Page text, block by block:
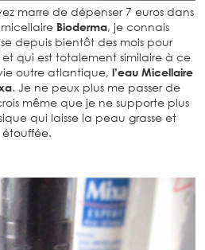
marre de dépenser 7 euros dans
Bioderma, je connais
depuis bientôt des mois pour
qui est totalement similaire à ce
outre atlantique, l’eau Micellaire
. Je ne peux plus me passer de
même que je ne supporte plus
qui laisse la peau grasse et
étouffée.